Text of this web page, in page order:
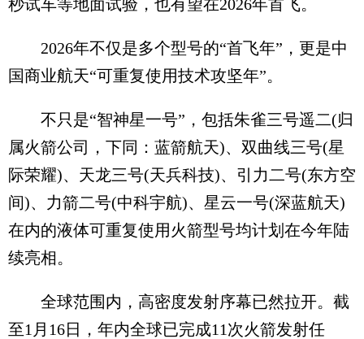
秒试车等地面试验，也有望在2026年首飞。
2026年不仅是多个型号的“首飞年”，更是中
国商业航天“可重复使用技术攻坚年”。
不只是“智神星一号”，包括朱雀三号遥二(归
属火箭公司，下同：蓝箭航天)、双曲线三号(星
际荣耀)、天龙三号(天兵科技)、引力二号(东方空
间)、力箭二号(中科宇航)、星云一号(深蓝航天)
在内的液体可重复使用火箭型号均计划在今年陆
续亮相。
全球范围内，高密度发射序幕已然拉开。截
至1月16日，年内全球已完成11次火箭发射任